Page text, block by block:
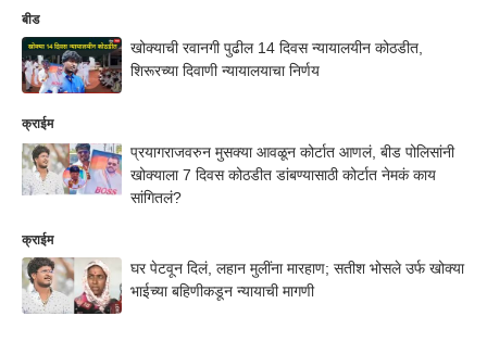
बीड
खोक्याची रवानगी पुढील 14 दिवस न्यायालयीन कोठडीत,
शिरूरच्या दिवाणी न्यायालयाचा निर्णय
क्राईम
प्रयागराजवरुन मुसक्या आवळून कोर्टात आणलं, बीड पोलिसांनी
खोक्याला 7 दिवस कोठडीत डांबण्यासाठी कोर्टात नेमकं काय
सांगितलं?
क्राईम
घर पेटवून दिलं, लहान मुलींना मारहाण; सतीश भोसले उर्फ खोक्या
भाईच्या बहिणीकडून न्यायाची मागणी